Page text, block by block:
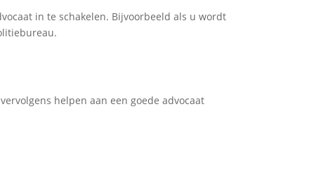
in te schakelen. Bijvoorbeeld als u wordt
helpen aan een goede advocaat